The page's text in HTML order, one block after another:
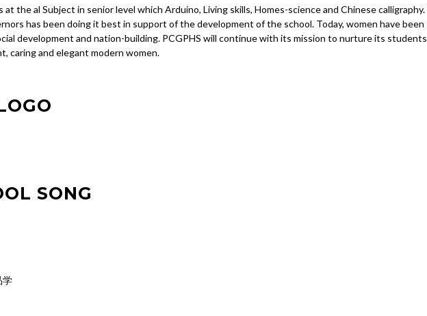
the al Subject in senior level which Arduino, Living skills, Homes-science and Chinese calligraphy.
has been doing it best in support of the development of the school. Today, women have been
development and nation-building. PCGPHS will continue with its mission to nurture its students
caring and elegant modern women.
SONG
学